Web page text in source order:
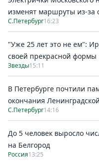
изменят маршруты из-за
С.Петербург16:23
"Уже 25 лет это не ем":
своей прекрасной формы
Звезды15:11
В Петербурге почтили
окончания
С.Петербург14:16
До 5 человек выросло
на Белгород
Россия13:25